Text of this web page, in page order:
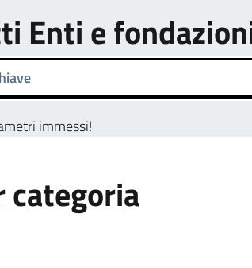
Enti e
immessi!
categoria